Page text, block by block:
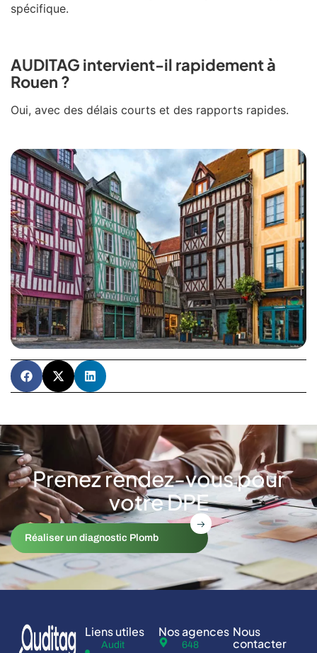
spécifique.
AUDITAG intervient-il rapidement à
Rouen ?
Oui, avec des délais courts et des rapports rapides.
Prenez rendez-vous pour
votre DPE
Réaliser un diagnostic Plomb
Liens utiles
Audit
Nos agences
648
Nous
contacter